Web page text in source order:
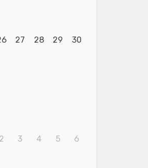
27 28 29 30
2 3 4 5 6